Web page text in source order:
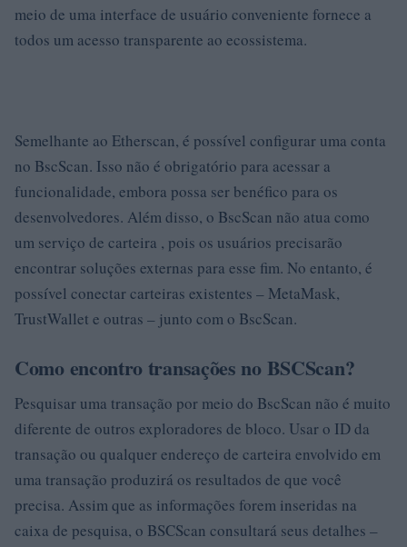
meio de uma interface de usuário conveniente fornece a
todos um acesso transparente ao ecossistema.
Semelhante ao Etherscan, é possível configurar uma conta
no BscScan. Isso não é obrigatório para acessar a
funcionalidade, embora possa ser benéfico para os
desenvolvedores. Além disso, o BscScan não atua como
um serviço de carteira , pois os usuários precisarão
encontrar soluções externas para esse fim. No entanto, é
possível conectar carteiras existentes – MetaMask,
TrustWallet e outras – junto com o BscScan.
Como encontro transações no BSCScan?
Pesquisar uma transação por meio do BscScan não é muito
diferente de outros exploradores de bloco. Usar o ID da
transação ou qualquer endereço de carteira envolvido em
uma transação produzirá os resultados de que você
precisa. Assim que as informações forem inseridas na
caixa de pesquisa, o BSCScan consultará seus detalhes –